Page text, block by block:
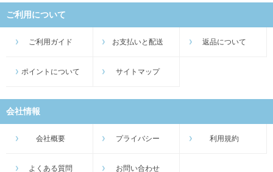
ご利用について
ご利用ガイド お支払いと配送 返品について
ポイントについて サイトマップ
会社情報
会社概要 プライバシー 利用規約
よくある質問 お問い合わせ